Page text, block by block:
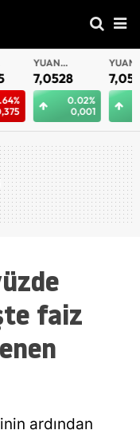
YUAN
OFFSHORE
7,0528
0.02%
0,001
YUAN
7,0516
faiz
ardından